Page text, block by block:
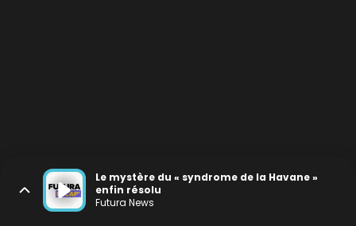
Le mystère du « syndrome de la Havane »
enfin résolu
Futura News